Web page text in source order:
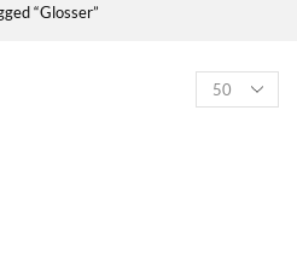
“Glosser”
Products
per